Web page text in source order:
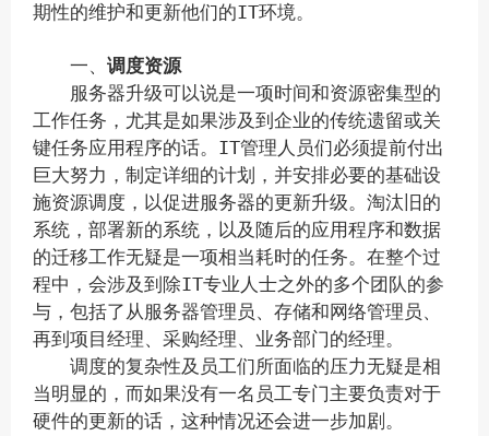
期性的维护和更新他们的IT环境。
一、 调度资源
服务器升级可以说是一项时间和资源密集型的
工作任务，尤其是如果涉及到企业的传统遗留或关
键任务应用程序的话。IT管理人员们必须提前付出
巨大努力，制定详细的计划，并安排必要的基础设
施资源调度，以促进服务器的更新升级。淘汰旧的
系统，部署新的系统，以及随后的应用程序和数据
的迁移工作无疑是一项相当耗时的任务。在整个过
程中，会涉及到除IT专业人士之外的多个团队的参
与，包括了从服务器管理员、存储和网络管理员、
再到项目经理、采购经理、业务部门的经理。
调度的复杂性及员工们所面临的压力无疑是相
当明显的，而如果没有一名员工专门主要负责对于
硬件的更新的话，这种情况还会进一步加剧。